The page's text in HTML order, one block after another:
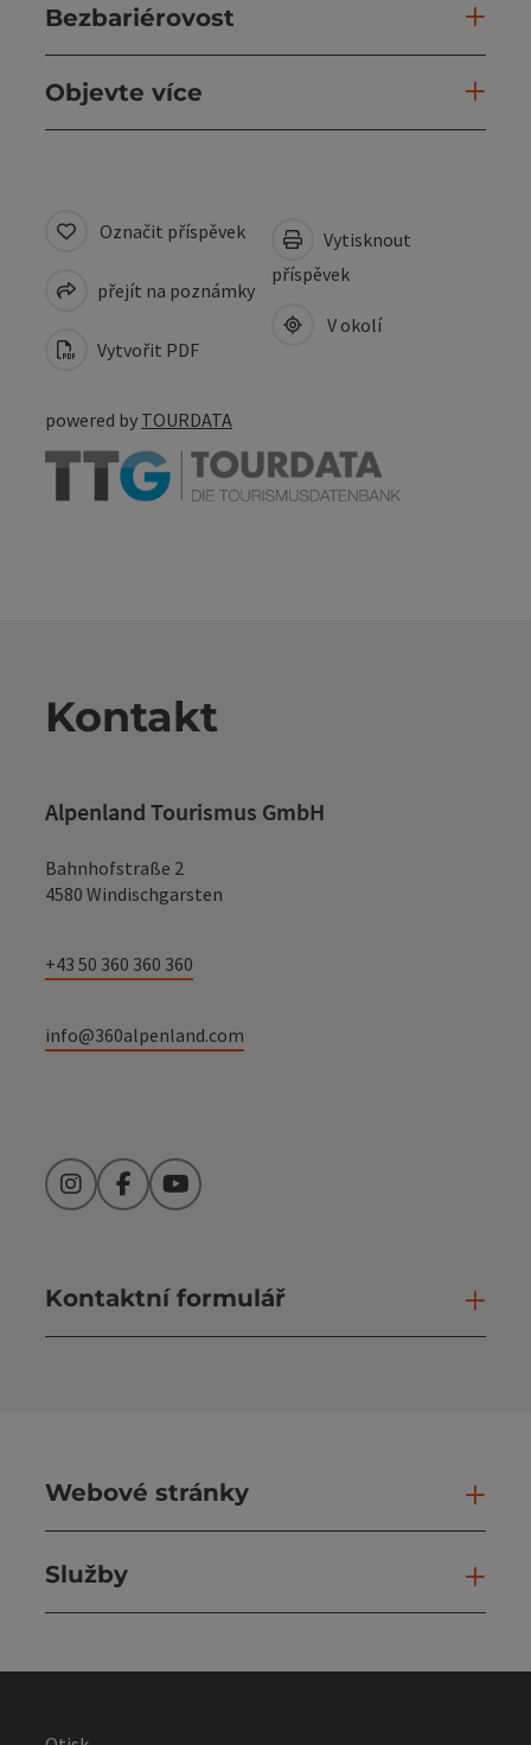
Bezbariérovost
Objevte více
Označit příspěvek
přejít na poznámky
Vytvořit PDF
Vytisknout
příspěvek
V okolí
powered by TOURDATA
Kontakt
Alpenland Tourismus GmbH
Bahnhofstraße 2
4580 Windischgarsten
+43 50 360 360 360
info@360alpenland.com
InstagramFacebookYouTube
Kontaktní formulář
Webové stránky
Služby